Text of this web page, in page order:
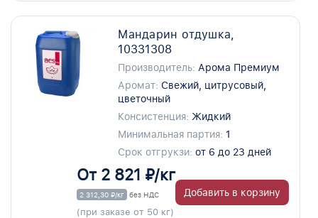
Мандарин отдушка,
10331308
Производитель: Арома Премиум
Аромат: Свежий, цитрусовый,
цветочный
Консистенция: Жидкий
Минимальная партия: 1
Срок отгрукзи: от 6 до 23 дней
От 2 821 ₽/кг
2 312,30 ₽/кг без НДС
(при заказе от 50 кг)
Добавить в корзину